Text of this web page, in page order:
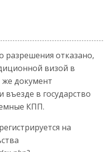
разрешения отказано,
визой в
документ
в государство
КПП.
на